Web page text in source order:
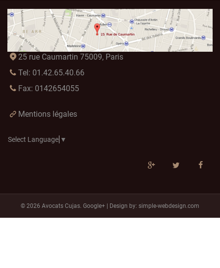
25 rue Caumartin 75009, Paris
Tel: 01.42.65.40.66
Fax: 0142654055
Mentions légales
Select Language ▼
© 2026 Avocats Cujas. Google+ | Design by: simple-webdesign.com